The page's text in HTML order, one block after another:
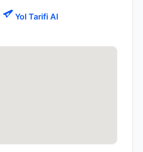
Yol Tarifi Al